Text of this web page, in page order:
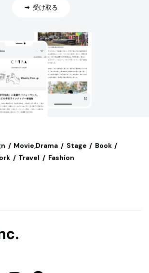
受け取る
Movie,Drama Stage
Book
Travel Fashion